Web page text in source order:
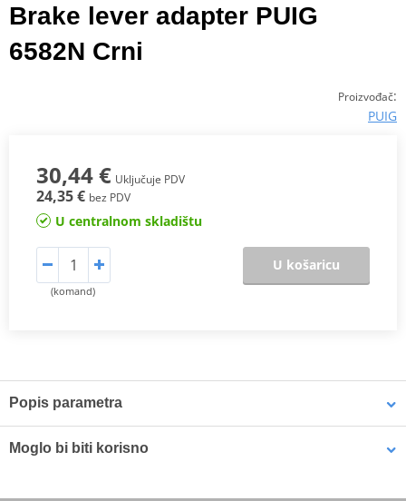
Brake lever adapter PUIG
6582N Crni
Proizvođač:
PUIG
30,44 € Uključuje PDV
24,35 € bez PDV
U centralnom skladištu
(komand)
U košaricu
Popis parametra
PDF Homologation
Proizvođač PUIG
Moglo bi biti korisno